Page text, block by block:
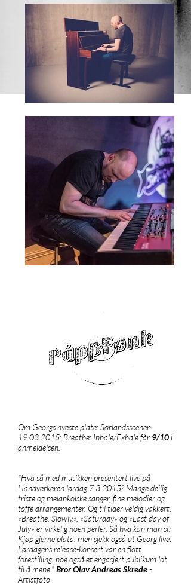
Om Georgs nyeste plate: Sørlandsscenen
19.03.2015: Breathe: Inhale/Exhale får 9/10 i
anmeldelsen.
"Hva så med musikken presentert live på
Håndverkeren lørdag 7.3.2015? Mange deilig
triste og melankolske sanger, fine melodier og
tøffe arrangementer. Og til tider veldig vakkert!
«Breathe. Slowly.», «Saturday» og «Last day of
July» er virkelig noen perler. Så hva kan man si?
Kjøp gjerne plata, men sjekk også ut Georg live!
Lørdagens release-konsert var en flott
forestilling, noe også et engasjert publikum lot
til å mene."Bror Olav Andreas Skrede-
Artistfoto